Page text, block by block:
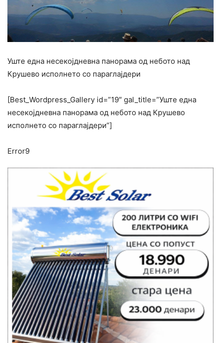
Уште една несекојдневна панорама од небото над
Крушево исполнето со параглајдери
[Best_Wordpress_Gallery id=”19″ gal_title=”Уште една
несекојдневна панорама од небото над Крушево
исполнето со параглајдери”]
Error9